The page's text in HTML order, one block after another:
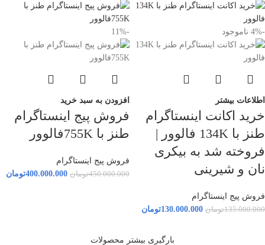
-4% ناموجود
اطلاعات بیشتر
خرید اکانت اینستاگرام
طنز با 134K فالوور |
فروخته شد به بیکری
نان و شیرینی
فروش پیج اینستاگرام
135.000.000تومان 130.000.000تومان
-11%
افزودن به سبد خرید
فروش پیج اینستاگرام
طنز با 755Kفالوور
فروش پیج اینستاگرام
450.000.000تومان 400.000.000تومان
بارگیری بیشتر محصولات